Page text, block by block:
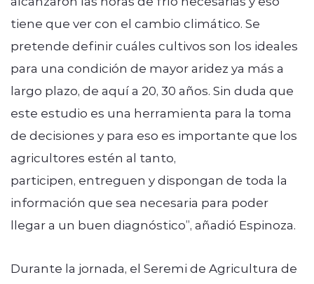
tiene que ver con el cambio climático. Se
pretende definir cuáles cultivos son los ideales
para una condición de mayor aridez ya más a
largo plazo, de aquí a 20, 30 años. Sin duda que
este estudio es una herramienta para la toma
de decisiones y para eso es importante que los
agricultores estén al tanto,
participen, entreguen y dispongan de toda la
información que sea necesaria para poder
llegar a un buen diagnóstico”, añadió Espinoza.
Durante la jornada, el Seremi de Agricultura de